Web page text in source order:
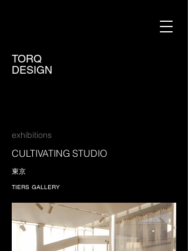
TORQ
DESIGN
exhibitions
CULTIVATING STUDIO
東京
TIERS GALLERY